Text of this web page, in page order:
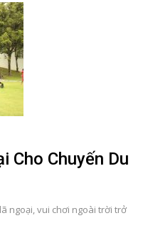
Cho Chuyến Du
ngoại, vui chơi ngoài trời trở